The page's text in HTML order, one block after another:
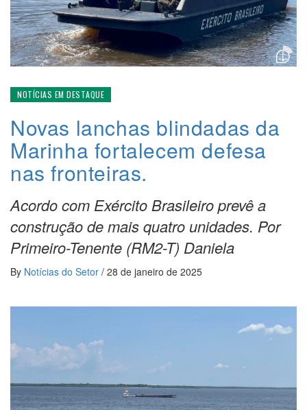
NOTÍCIAS EM DESTAQUE
Novas lanchas blindadas da
Marinha fortalecem defesa
nas fronteiras.
Acordo com Exército Brasileiro prevê a
construção de mais quatro unidades. Por
Primeiro-Tenente (RM2-T) Daniela
By Notícias do Setor / 28 de janeiro de 2025